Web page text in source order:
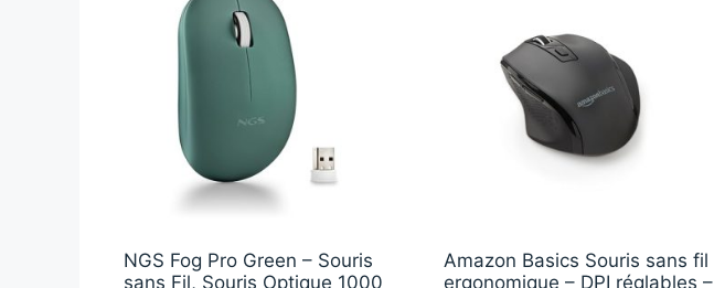
NGS Fog Pro Green – Souris
sans Fil, Souris Optique 1000
Amazon Basics Souris sans fil
ergonomique – DPI réglables –